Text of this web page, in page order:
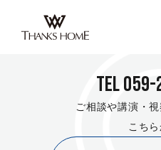
HOME>くらしの未来を創る
TEL
ご相談や講演・
こちら